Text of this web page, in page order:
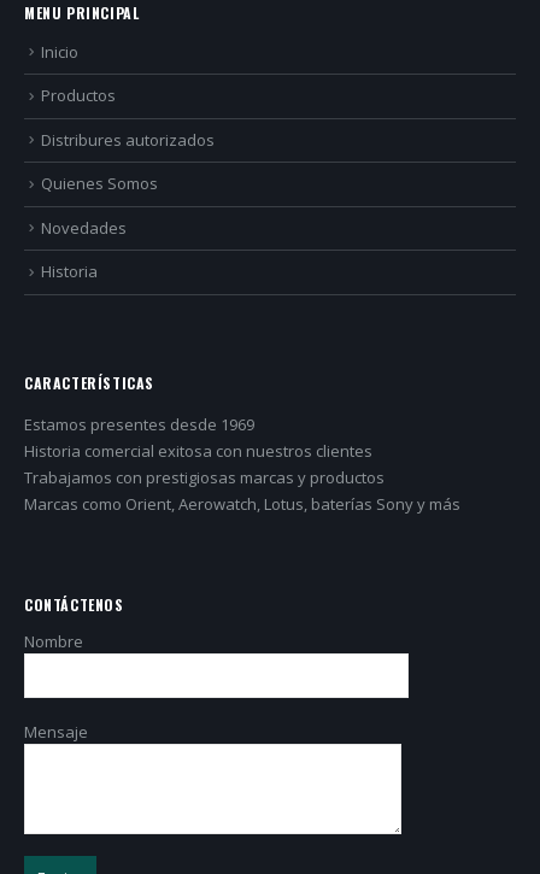
MENU PRINCIPAL
Inicio
Productos
Distribures autorizados
Quienes Somos
Novedades
Historia
CARACTERÍSTICAS
Estamos presentes desde 1969
Historia comercial exitosa con nuestros clientes
Trabajamos con prestigiosas marcas y productos
Marcas como Orient, Aerowatch, Lotus, baterías Sony y más
CONTÁCTENOS
Nombre
Mensaje